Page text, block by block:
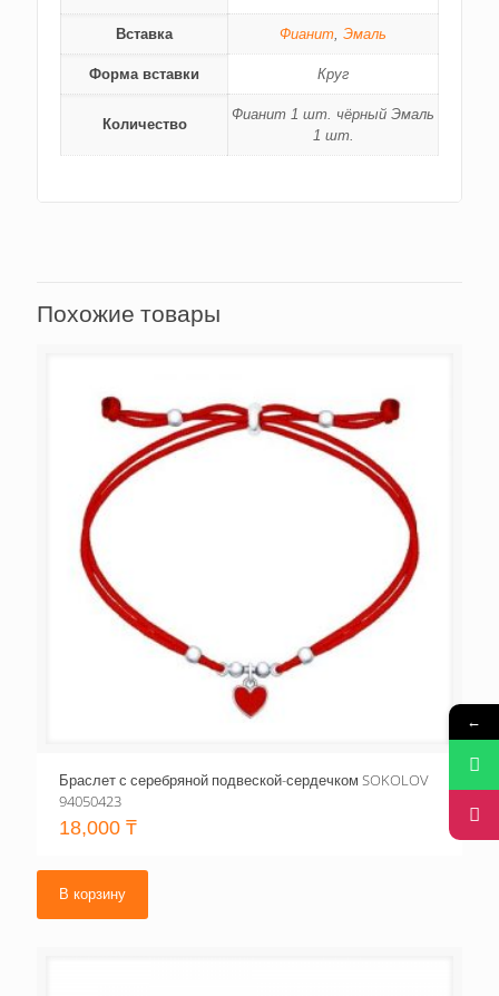
Вставка Фианит, Эмаль
Форма вставки Круг
Количество
Фианит 1 шт. чёрный Эмаль
1 шт.
Похожие товары
Браслет с серебряной подвеской-сердечком SOKOLOV
94050423
18,000 ₸
В корзину
←